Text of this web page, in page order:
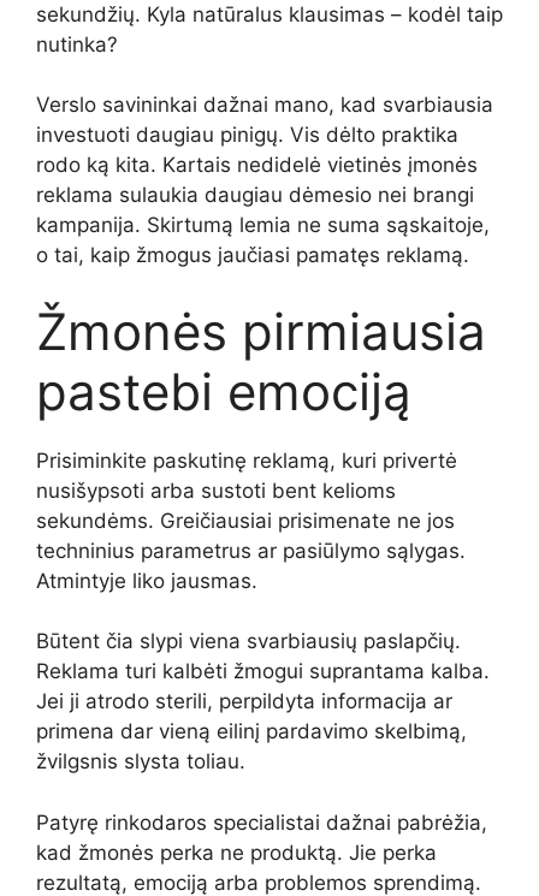
sekundžių. Kyla natūralus klausimas – kodėl taip
nutinka?
Verslo savininkai dažnai mano, kad svarbiausia
investuoti daugiau pinigų. Vis dėlto praktika
rodo ką kita. Kartais nedidelė vietinės įmonės
reklama sulaukia daugiau dėmesio nei brangi
kampanija. Skirtumą lemia ne suma sąskaitoje,
o tai, kaip žmogus jaučiasi pamatęs reklamą.
Žmonės pirmiausia
pastebi emociją
Prisiminkite paskutinę reklamą, kuri privertė
nusišypsoti arba sustoti bent kelioms
sekundėms. Greičiausiai prisimenate ne jos
techninius parametrus ar pasiūlymo sąlygas.
Atmintyje liko jausmas.
Būtent čia slypi viena svarbiausių paslapčių.
Reklama turi kalbėti žmogui suprantama kalba.
Jei ji atrodo sterili, perpildyta informacija ar
primena dar vieną eilinį pardavimo skelbimą,
žvilgsnis slysta toliau.
Patyrę rinkodaros specialistai dažnai pabrėžia,
kad žmonės perka ne produktą. Jie perka
rezultatą, emociją arba problemos sprendimą.